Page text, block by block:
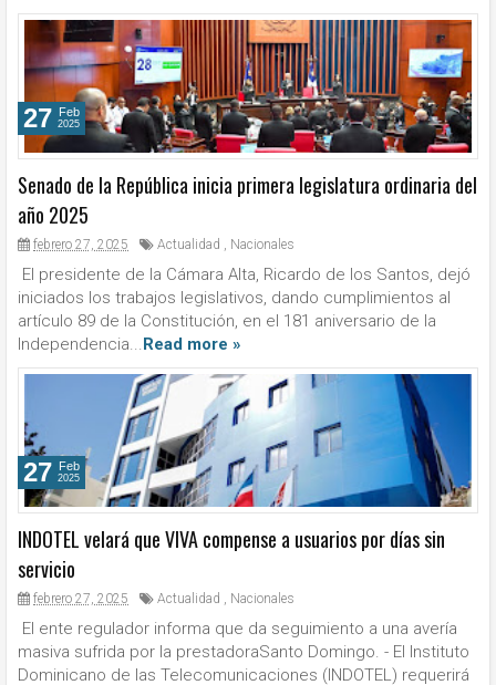
Senado de la República inicia primera legislatura ordinaria del
año 2025
febrero 27, 2025 Actualidad , Nacionales
El presidente de la Cámara Alta, Ricardo de los Santos, dejó
iniciados los trabajos legislativos, dando cumplimientos al
artículo 89 de la Constitución, en el 181 aniversario de la
Independencia...Read more »
27 Feb
2025
INDOTEL velará que VIVA compense a usuarios por días sin
servicio
febrero 27, 2025 Actualidad , Nacionales
El ente regulador informa que da seguimiento a una avería
masiva sufrida por la prestadoraSanto Domingo. - El Instituto
Dominicano de las Telecomunicaciones (INDOTEL) requerirá
27 Feb
2025